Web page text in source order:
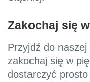
Zakochaj się
Przyjdź do
zakochaj się w
dostarczyć